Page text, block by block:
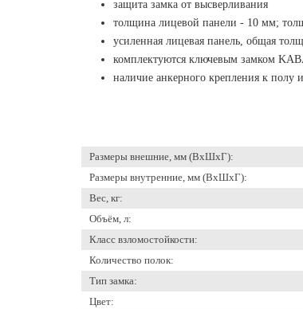
защита замка от высверливания
толщина лицевой панели - 10 мм;
усиленная лицевая панель, общая
комплектуются ключевым замком
наличие анкерного крепления к полу
Размеры внешние, мм (ВхШхГ):
Размеры внутренние, мм (ВхШхГ):
Вес, кг:
Объём, л:
Класс взломостойкости:
Количество полок:
Тип замка:
Цвет: